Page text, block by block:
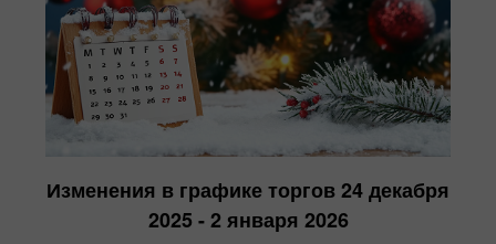
Изменения в графике торгов 24 декабря
2025 - 2 января 2026